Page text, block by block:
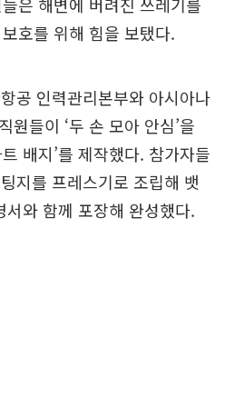
호를 위해 힘을 보탰다.
공 인력관리본부와 아시아나
원들이 ‘두 손 모아 안심’을
배지’를 제작했다. 참가자들
지를 프레스기로 조립해 뱃
와 함께 포장해 완성했다.